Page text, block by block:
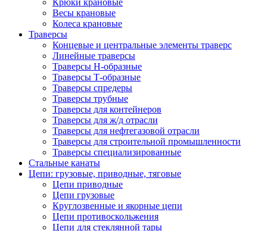
Крюки крановые
Весы крановые
Колеса крановые
Траверсы
Концевые и центральные элементы траверс
Линейные траверсы
Траверсы Н-образные
Траверсы Т-образные
Траверсы спредеры
Траверсы трубные
Траверсы для контейнеров
Траверсы для ж/д отрасли
Траверсы для нефтегазовой отрасли
Траверсы для строительной промышленности
Траверсы специализированные
Стальные канаты
Цепи: грузовые, приводные, тяговые
Цепи приводные
Цепи грузовые
Круглозвенные и якорные цепи
Цепи противоскольжения
Цепи для стеклянной тары